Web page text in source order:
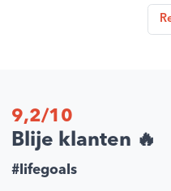
9,2/10
Blije klanten 🔥
#lifegoals